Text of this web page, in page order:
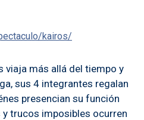
kairos/
viaja más allá del tiempo y
sus 4 integrantes regalan
presencian su función
trucos imposibles ocurren